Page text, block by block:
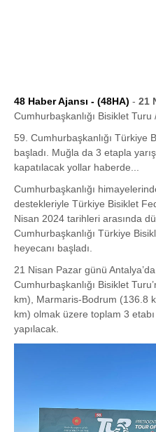
48 Haber Ajansı - (48HA) - 21
Cumhurbaşkanlığı Bisiklet
59. Cumhurbaşkanlığı Türkiye
başladı. Muğla da 3 etapla
kapatılacak yollar haberde...
Cumhurbaşkanlığı
destekleriyle Türkiye Bisiklet
Nisan 2024 tarihleri arasında
Cumhurbaşkanlığı Türkiye
heyecanı başladı.
21 Nisan Pazar günü
Cumhurbaşkanlığı Bisiklet
km), Marmaris-Bodrum (136.8
km) olmak üzere toplam 3
yapılacak.